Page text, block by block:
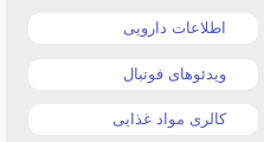
اطلاعات دارویی
ویدئوهای فوتبال
کالری مواد غذایی